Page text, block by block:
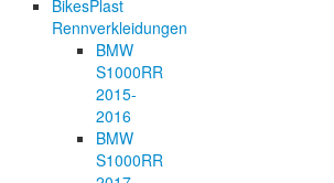
BikesPlast
Rennverkleidungen
BMW
S1000RR
2015-
2016
BMW
S1000RR